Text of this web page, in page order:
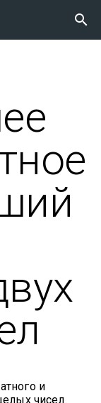

и
чисел.